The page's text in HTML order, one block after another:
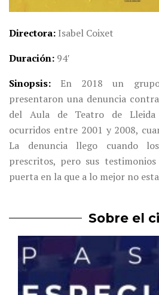
Directora Isabel Coixet
Duración 94′
Sinopsis
En 2018 un
presentaron una denuncia
del Aula de Teatro de Lleida
ocurridos entre 2001 y 2008,
La denuncia llego cuando
prescritos, pero sus
puerta en la que a lo mejor no
Sobre el